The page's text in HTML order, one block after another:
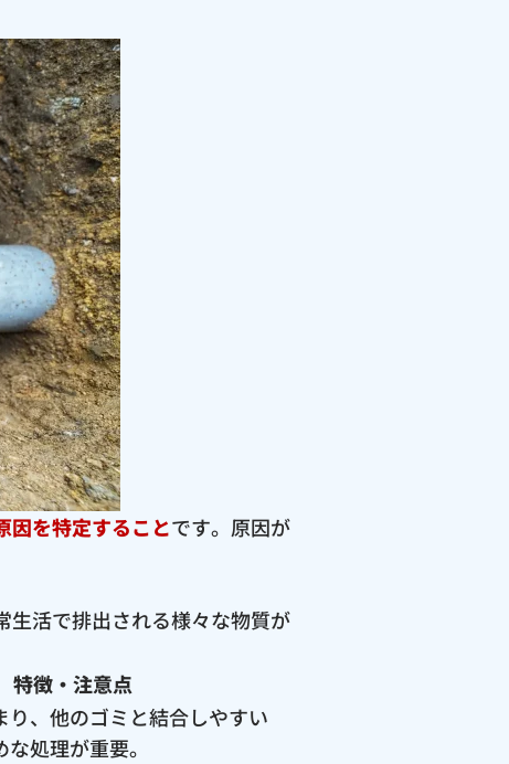
因を特定することです。原因が
生活で排出される様々な物質が
特徴・注意点
り、他のゴミと結合しやすい
処理が重要。